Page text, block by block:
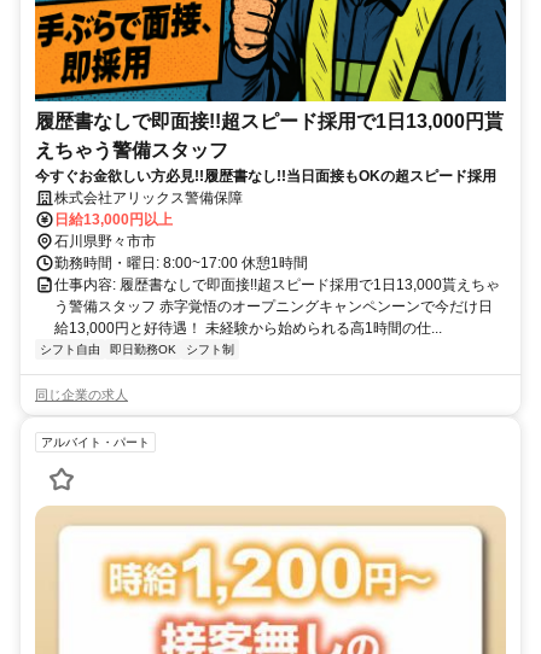
履歴書なしで即面接!!超スピード採用で1日13,000円貰
えちゃう警備スタッフ
今すぐお金欲しい方必見!!履歴書なし!!当日面接もOKの超スピード採用
株式会社アリックス警備保障
日給13,000円以上
石川県野々市市
勤務時間・曜日: 8:00~17:00 休憩1時間
仕事内容: 履歴書なしで即面接!!超スピード採用で1日13,000貰えちゃ
う警備スタッフ 赤字覚悟のオープニングキャンペンーンで今だけ日
給13,000円と好待遇！ 未経験から始められる高1時間の仕...
シフト自由 即日勤務OK シフト制
同じ企業の求人
アルバイト・パート